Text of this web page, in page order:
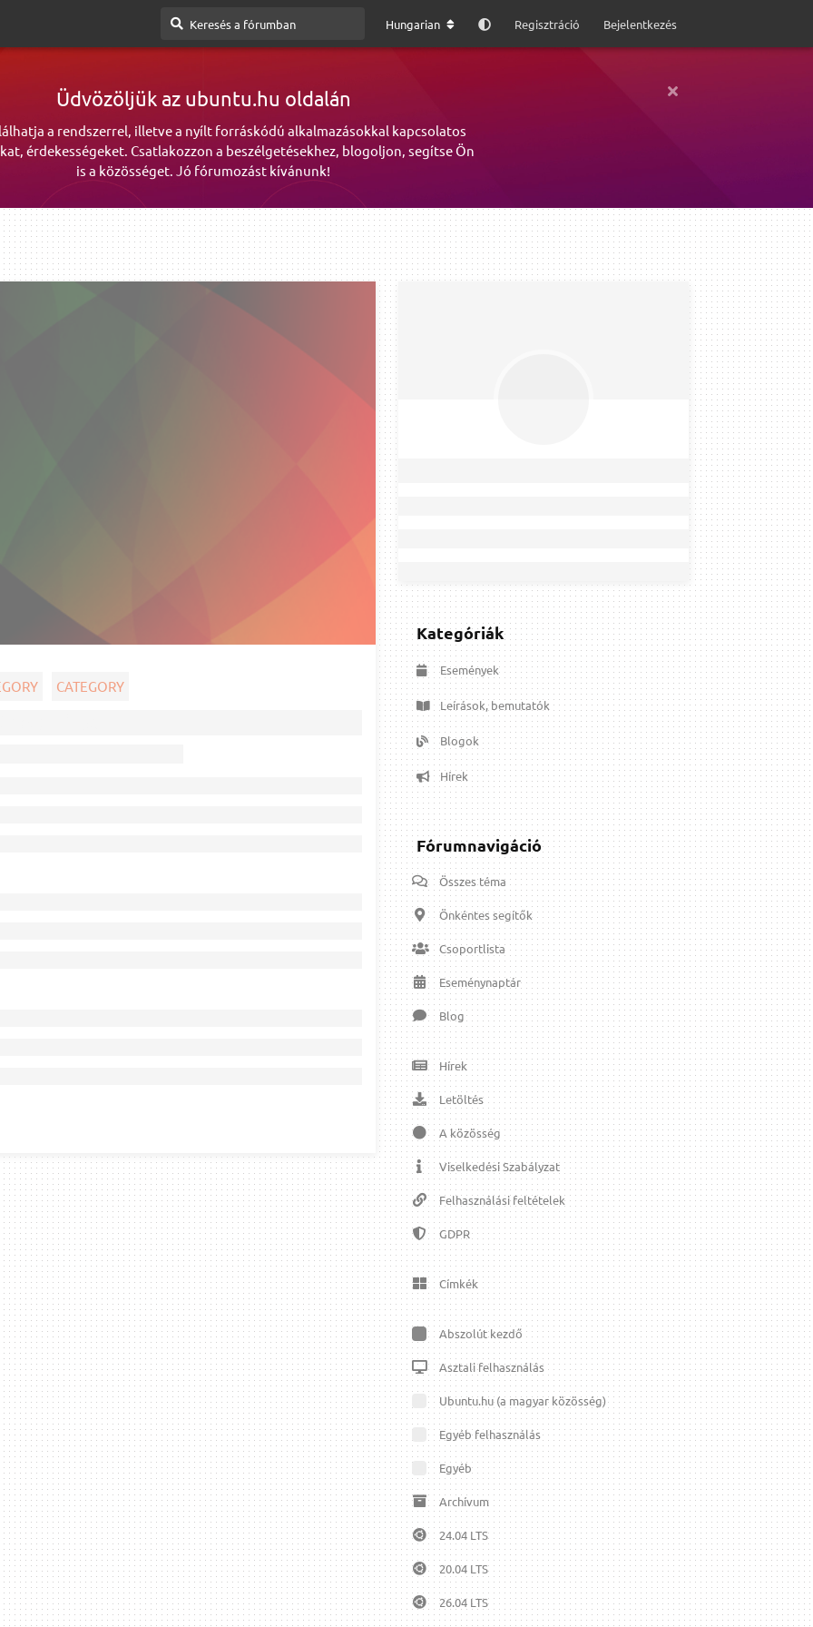
Hungarian Regisztráció Bejelentkezés
Üdvözöljük az ubuntu.hu oldalán
a rendszerrel, illetve a nyílt forráskódú alkalmazásokkal kapcsolatos
érdekességeket. Csatlakozzon a beszélgetésekhez, blogoljon, segítse Ön
is a közösséget. Jó fórumozást kívánunk!
CATEGORY
Kategóriák
Események
Leírások, bemutatók
Blogok
Hírek
Fórumnavigáció
Összes téma
Önkéntes segítők
Csoportlista
Eseménynaptár
Blog
Hírek
Letöltés
A közösség
Viselkedési Szabályzat
Felhasználási feltételek
GDPR
Címkék
Abszolút kezdő
Asztali felhasználás
Ubuntu.hu (a magyar közösség)
Egyéb felhasználás
Egyéb
Archívum
24.04 LTS
20.04 LTS
26.04 LTS